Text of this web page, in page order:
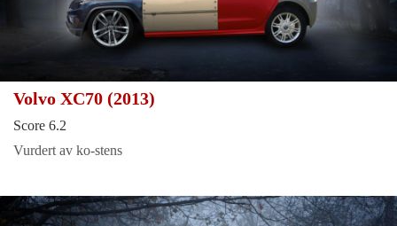
Volvo XC70 (2013)
Score 6.2
Vurdert av ko-stens